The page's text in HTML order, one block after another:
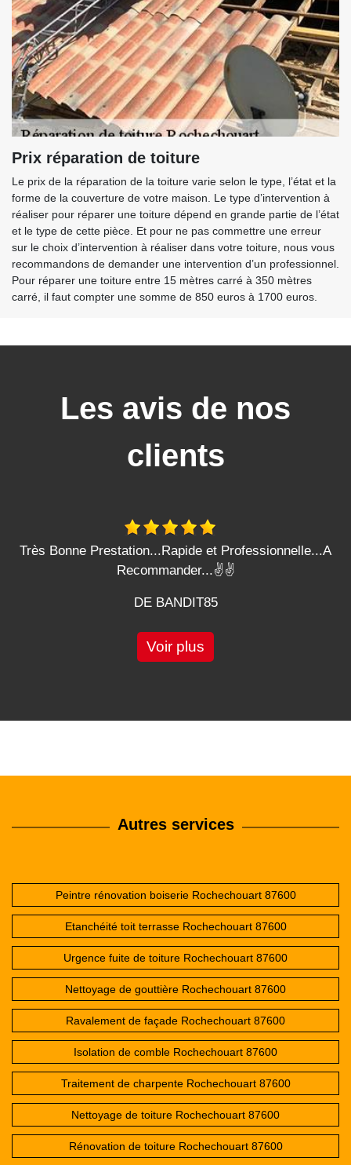
Prix réparation de toiture
Le prix de la réparation de la toiture varie selon le type, l’état et la
forme de la couverture de votre maison. Le type d’intervention à
réaliser pour réparer une toiture dépend en grande partie de l’état
et le type de cette pièce. Et pour ne pas commettre une erreur
sur le choix d’intervention à réaliser dans votre toiture, nous vous
recommandons de demander une intervention d’un professionnel.
Pour réparer une toiture entre 15 mètres carré à 350 mètres
carré, il faut compter une somme de 850 euros à 1700 euros.
Les avis de nos
clients
Très Bonne Prestation...Rapide et Professionnelle...A
Recommander...✌️✌️
DE BANDIT85
Voir plus
Autres services
Peintre rénovation boiserie Rochechouart 87600
Etanchéité toit terrasse Rochechouart 87600
Urgence fuite de toiture Rochechouart 87600
Nettoyage de gouttière Rochechouart 87600
Ravalement de façade Rochechouart 87600
Isolation de comble Rochechouart 87600
Traitement de charpente Rochechouart 87600
Nettoyage de toiture Rochechouart 87600
Rénovation de toiture Rochechouart 87600